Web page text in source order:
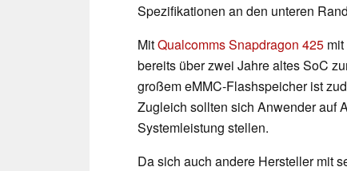
Spezifikationen an den unteren
MitQualcomms Snapdragon 425
bereits über zwei Jahre altes SoC
großem eMMC-Flashspeicher ist
Zugleich sollten sich Anwender auf
Systemleistung stellen.
Da sich auch andere Hersteller mit